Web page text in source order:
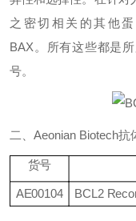
之密切相关的其他
BAX 。所有这些都是
号。
二、 Aeonian Biotech抗
货号
AE00104 BCL2